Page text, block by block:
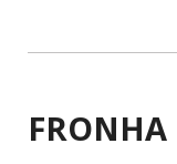
FRONHA